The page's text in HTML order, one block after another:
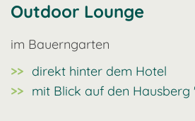
Outdoor Lounge
im Bauerngarten
direkt hinter dem Hotel
mit Blick auf den Hausberg